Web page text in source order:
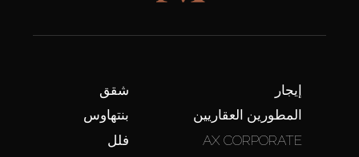
شقق
بنتهاوس
فلل
إيجار
المطورين العقاريين
AX CORPORATE